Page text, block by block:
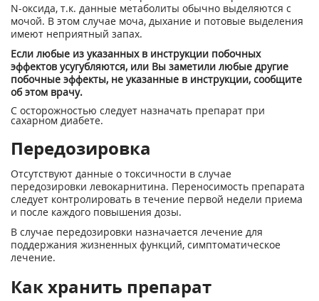
N-оксида, т.к. данные метаболиты обычно выделяются с
мочой. В этом случае моча, дыхание и потовые выделения
имеют неприятный запах.
Если любые из указанных в инструкции побочных
эффектов усугубляются, или Вы заметили любые другие
побочные эффекты, не указанные в инструкции, сообщите
об этом врачу.
С осторожностью следует назначать препарат при
сахарном диабете.
Передозировка
Отсутствуют данные о токсичности в случае
передозировки левокарнитина. Переносимость препарата
следует контролировать в течение первой недели приема
и после каждого повышения дозы.
В случае передозировки назначается лечение для
поддержания жизненных функций, симптоматическое
лечение.
Как хранить препарат